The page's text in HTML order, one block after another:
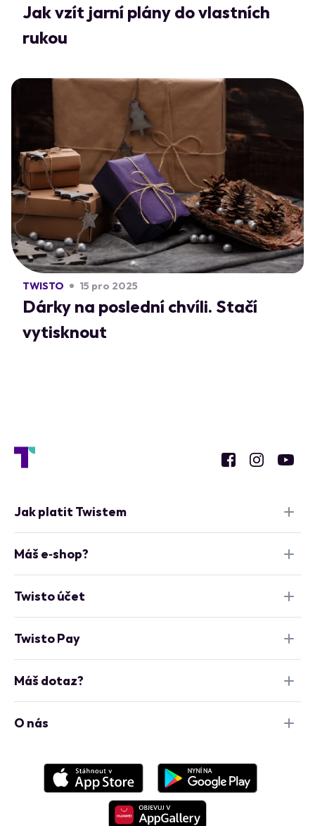
Jak vzít jarní plány do vlastních
rukou
TWISTO 15 pro 2025
Dárky na poslední chvíli. Stačí
vytisknout
Jak platit Twistem
Máš e‑shop?
Twisto účet
Twisto Pay
Máš dotaz?
O nás